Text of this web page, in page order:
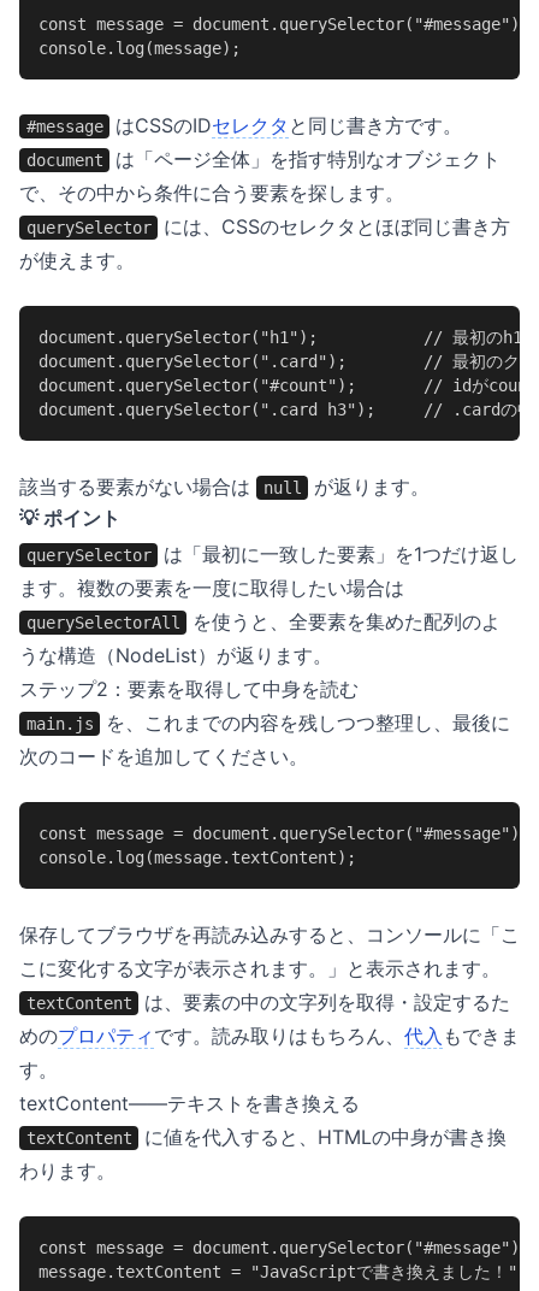
const message = document.querySelector("#message");
console.log(message);
#message はCSSのIDセレクタ と同じ書き方です。
document
は「ページ全体」を指す特別なオブジェクト
で、その中から条件に合う要素を探します。
querySelector
には、CSSのセレクタとほぼ同じ書き方
が使えます。
document.querySelector("h1");           // 最初のh1
document.querySelector(".card");        // 最初のクラ
document.querySelector("#count");       // idがcount
document.querySelector(".card h3");     // .cardの中
該当する要素がない場合は null
が返ります。
💡 ポイント
querySelector
は「最初に一致した要素」を1つだけ返し
ます。複数の要素を一度に取得したい場合は
querySelectorAll
を使うと、全要素を集めた配列のよ
うな構造（NodeList）が返ります。
ステップ2：要素を取得して中身を読む
main.js
を、これまでの内容を残しつつ整理し、最後に
次のコードを追加してください。
const message = document.querySelector("#message");
console.log(message.textContent);
保存してブラウザを再読み込みすると、コンソールに「こ
こに変化する文字が表示されます。」と表示されます。
textContent
は、要素の中の文字列を取得・設定するた
めのプロパティ です。読み取りはもちろん、 代入 もできま
す。
textContent——テキストを書き換える
textContent
に値を代入すると、HTMLの中身が書き換
わります。
const message = document.querySelector("#message");
message.textContent = "JavaScriptで書き換えました！";